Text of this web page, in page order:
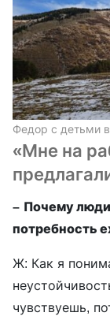
Федор с детьми
«Мне на
– Почему люди
потребность
Ж: Как я
чувствуешь,